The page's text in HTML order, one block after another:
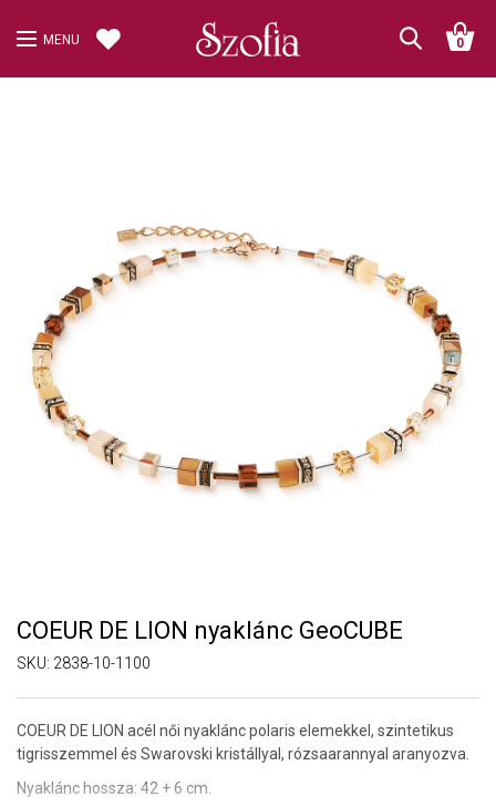
MENU 0
COEUR DE LION nyaklánc GeoCUBE
SKU: 2838-10-1100
COEUR DE LION acél női nyaklánc polaris elemekkel, szintetikus
tigrisszemmel és Swarovski kristállyal, rózsaarannyal aranyozva.
Nyaklánc hossza: 42 + 6 cm.